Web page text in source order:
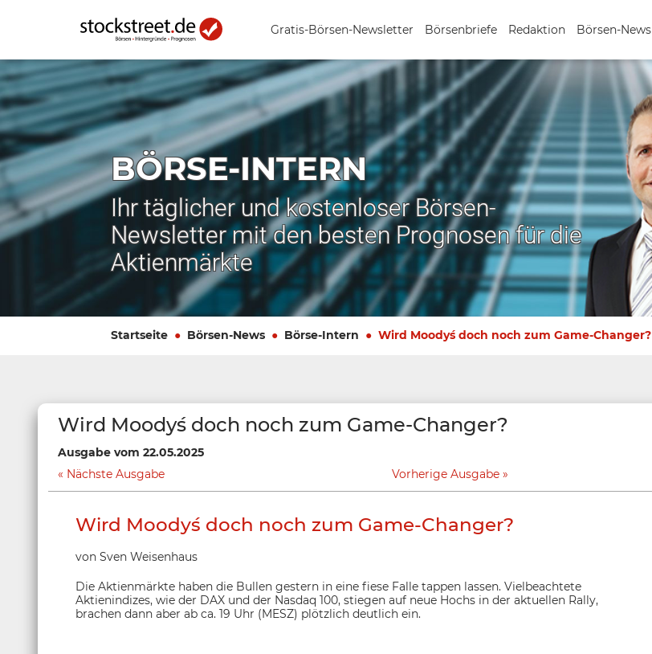
Gratis-Börsen-Newsletter Börsenbriefe Redaktion Börsen-News
BÖRSE-INTERN
Ihr täglicher und kostenloser Börsen-
Newsletter mit den besten Prognosen für die
Aktienmärkte
Startseite Börsen-News Börse-Intern Wird Moody´s doch noch zum Game-Changer?
Wird Moody´s doch noch zum Game-Changer?
Ausgabe vom 22.05.2025
Nächste Ausgabe
Vorherige Ausgabe
Wird Moody´s doch noch zum Game-Changer?
von Sven Weisenhaus
Die Aktienmärkte haben die Bullen gestern in eine fiese Falle tappen lassen. Vielbeachtete
Aktienindizes, wie der DAX und der Nasdaq 100, stiegen auf neue Hochs in der aktuellen Rally,
brachen dann aber ab ca. 19 Uhr (MESZ) plötzlich deutlich ein.